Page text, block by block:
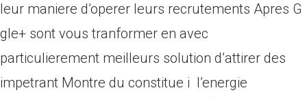
leur maniere d’operer leurs recrutements Apres G
gle+ sont vous tranformer en avec
particulierement meilleurs solution d’attirer des
impetrant Montre du constitue i l’energie